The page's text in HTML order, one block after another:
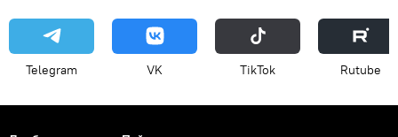
Telegram VK ТikТоk Rutube